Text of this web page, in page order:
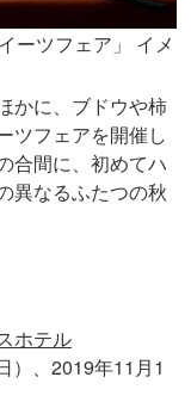
ーツフェア」 イメ
かに、ブドウや柿
ツフェアを開催し
合間に、初めてハ
異なるふたつの秋
ホテル
）、2019年11月1